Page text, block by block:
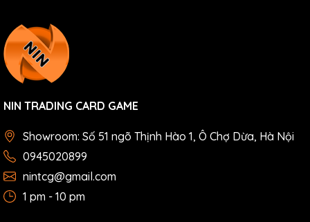
NIN TRADING CARD GAME
Showroom: Số 51 ngõ Thịnh Hào 1, Ô Chợ Dừa, Hà Nội
0945020899
nintcg@gmail.com
1 pm - 10 pm